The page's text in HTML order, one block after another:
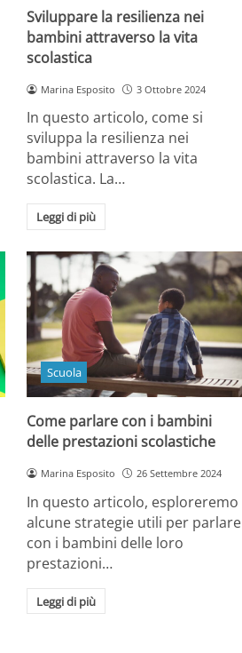
Sviluppare la resilienza nei
bambini attraverso la vita
scolastica
Marina Esposito 3 Ottobre 2024
In questo articolo, come si
sviluppa la resilienza nei
bambini attraverso la vita
scolastica. La…
Leggi di più
Scuola
Come parlare con i bambini
delle prestazioni scolastiche
Marina Esposito 26 Settembre 2024
In questo articolo, esploreremo
alcune strategie utili per parlare
con i bambini delle loro
prestazioni…
Leggi di più